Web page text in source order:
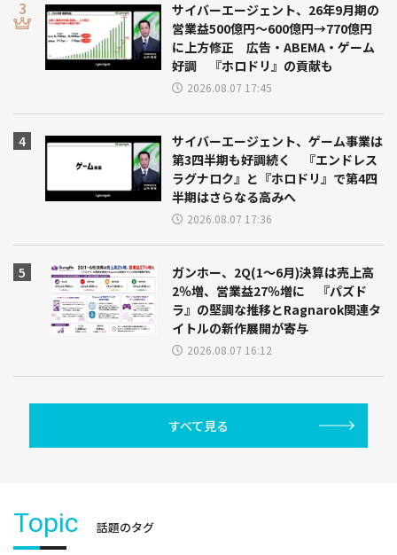
サイバーエージェント、26年9月期の
営業益500億円～600億円→770億円
に上方修正 広告・ABEMA・ゲーム
好調 『ホロドリ』の貢献も
2026.08.07 17:45
サイバーエージェント、ゲーム事業は
第3四半期も好調続く 『エンドレス
ラグナロク』と『ホロドリ』で第4四
半期はさらなる高みへ
2026.08.07 17:36
ガンホー、2Q(1～6月)決算は売上高
2％増、営業益27％増に 『パズド
ラ』の堅調な推移とRagnarok関連タ
イトルの新作展開が寄与
2026.08.07 16:12
すべて見る
Topic 話題のタグ